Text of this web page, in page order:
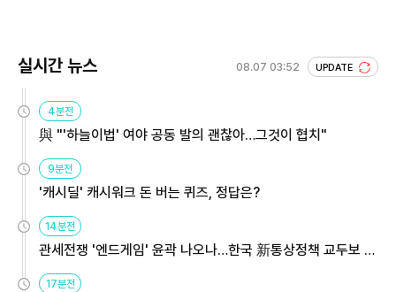
실시간 뉴스 08.07 03:52 UPDATE
4분전
與 "'하늘이법' 여야 공동 발의 괜찮아…그것이 협치"
9분전
'캐시딜' 캐시워크 돈 버는 퀴즈, 정답은?
14분전
관세전쟁 '엔드게임' 윤곽 나오나…한국 新통상정책 교두보 활
17분전